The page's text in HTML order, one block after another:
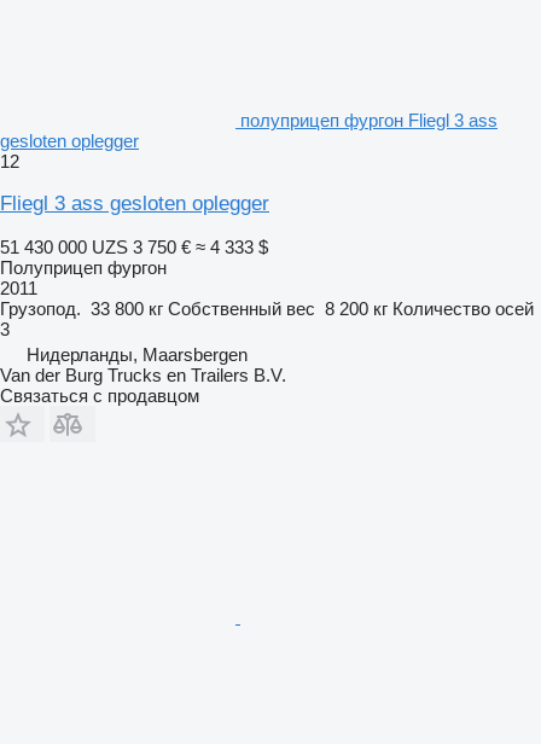
полуприцеп фургон Fliegl 3 ass
gesloten oplegger
12
Fliegl 3 ass gesloten oplegger
51 430 000 UZS 3 750 € ≈ 4 333 $
Полуприцеп фургон
2011
Грузопод. 33 800 кг Собственный вес 8 200 кг Количество осей
3
Нидерланды, Maarsbergen
Van der Burg Trucks en Trailers B.V.
Связаться с продавцом